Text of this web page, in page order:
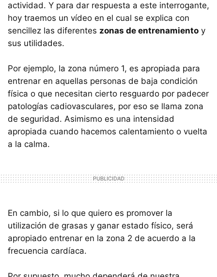
actividad. Y para dar respuesta a este interrogante,
hoy traemos un vídeo en el cual se explica con
sencillez las diferentes zonas de entrenamiento y
sus utilidades.
Por ejemplo, la zona número 1, es apropiada para
entrenar en aquellas personas de baja condición
física o que necesitan cierto resguardo por padecer
patologías cadiovasculares, por eso se llama zona
de seguridad. Asimismo es una intensidad
apropiada cuando hacemos calentamiento o vuelta
a la calma.
En cambio, si lo que quiero es promover la
utilización de grasas y ganar estado físico, será
apropiado entrenar en la zona 2 de acuerdo a la
frecuencia cardíaca.